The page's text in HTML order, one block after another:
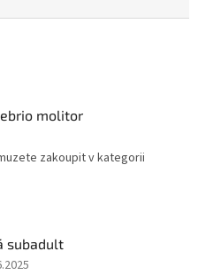
molitor
zakoupit v kategorii
subadult